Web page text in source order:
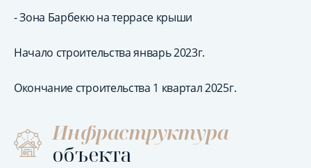
- Зона Барбекю на террасе крыши
Начало строительства январь 2023г.
Окончание строительства 1 квартал 2025г.
Инфраструктура
объекта